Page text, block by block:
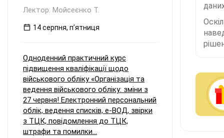
Лектор: Мойсеєнко Т.
14 серпня, пʼятниця
Одноденний практичний курс
підвищення кваліфікації щодо
військового обліку «Організація та
ведення військового обліку: зміни з
27 червня! Електронний персональний
облік, ведення списків, е-ВОД, звірки
з ТЦК, повідомлення до ТЦК,
штрафи та помилки...